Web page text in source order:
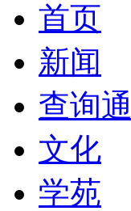
首页
新闻
查询通
文化
学苑